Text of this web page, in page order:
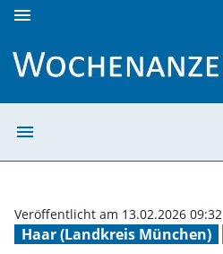
menu
menu
Haar (Landkreis München)
Veröffentlicht am 13.02.2026 09:32